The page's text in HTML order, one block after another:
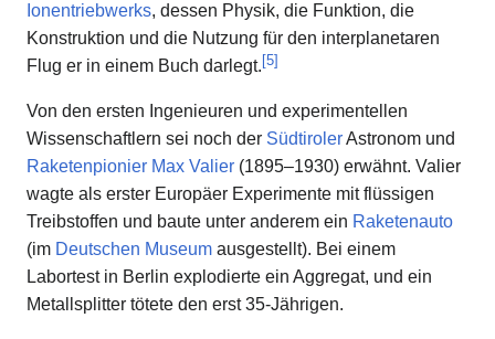
Ionentriebwerks, dessen Physik, die Funktion, die
Konstruktion und die Nutzung für den interplanetaren
Flug er in einem Buch darlegt. [5]
Von den ersten Ingenieuren und experimentellen
Wissenschaftlern sei noch der SüdtirolerAstronom und
Raketenpionier Max Valier (1895–1930) erwähnt. Valier
wagte als erster Europäer Experimente mit flüssigen
Treibstoffen und baute unter anderem ein Raketenauto
(im Deutschen Museum ausgestellt). Bei einem
Labortest in Berlin explodierte ein Aggregat, und ein
Metallsplitter tötete den erst 35-Jährigen.